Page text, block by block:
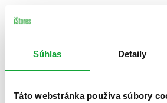
Súhlas Detaily
Táto webstránka používa súbory